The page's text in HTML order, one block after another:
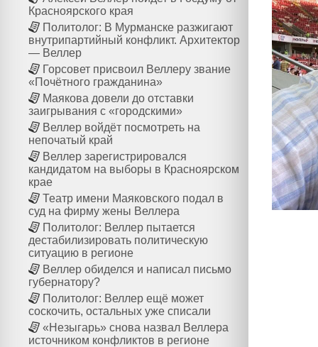
Красноярского края
Политолог: В Мурманске разжигают
внутрипартийный конфликт. Архитектор
— Веллер
Горсовет присвоил Веллеру звание
«Почётного гражданина»
Маякова довели до отставки
заигрывания с «городскими»
Веллер войдёт посмотреть на
непочатый край
Веллер зарегистрировался
кандидатом на выборы в Красноярском
крае
Театр имени Маяковского подал в
суд на фирму жены Веллера
Политолог: Веллер пытается
дестабилизировать политическую
ситуацию в регионе
Веллер обиделся и написал письмо
губернатору?
Политолог: Веллер ещё может
соскочить, остальных уже списали
«Незыгарь» снова назвал Веллера
источником конфликтов в регионе